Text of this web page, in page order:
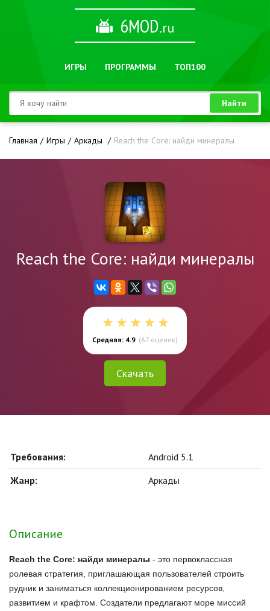
6MOD.ru
ИГРЫ ПРОГРАММЫ ТОП100
Найти
Главная Игры Аркады Reach the Core: найди минералы
Reach the Core: найди минералы
Средняя: 4.9 (67 оценок)
Скачать
Требования:
Android 5.1
Жанр:
Аркады
Описание
Reach the Core: найди минералы - это первоклассная
ролевая стратегия, приглашающая пользователей строить
рудник и заниматься коллекционированием ресурсов,
развитием и крафтом. Создатели предлагают море миссий